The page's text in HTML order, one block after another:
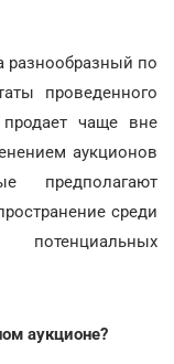
разнообразный по
проведенного
чаще вне
аукционов
предполагают
среди
аукционе?